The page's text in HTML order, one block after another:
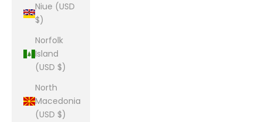
Niue (USD
$)
Norfolk
Island
(USD $)
North
Macedonia
(USD $)